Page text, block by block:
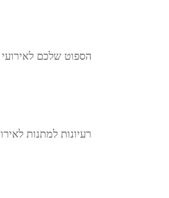
הספוט שלכם לאירועי
רעיונות למתנות